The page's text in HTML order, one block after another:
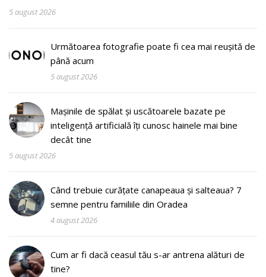
5 august 2026
Următoarea fotografie poate fi cea mai reușită de
până acum
5 august 2026
Mașinile de spălat și uscătoarele bazate pe
inteligență artificială îți cunosc hainele mai bine
decât tine
5 august 2026
Când trebuie curățate canapeaua și salteaua? 7
semne pentru familiile din Oradea
4 august 2026
Cum ar fi dacă ceasul tău s-ar antrena alături de
tine?